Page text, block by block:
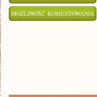
MOŻLIWOŚĆ KOMENTOWANIA